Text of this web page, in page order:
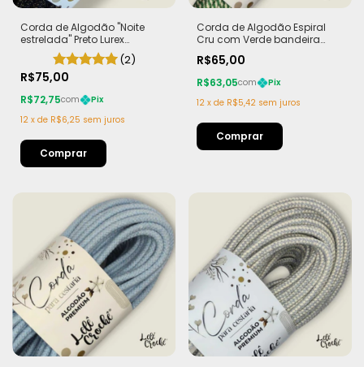
Corda de Algodão "Noite
estrelada" Preto Lurex
Dourado - Edição Limitada |
100% Algodão
(2)
R$75,00
R$72,75com
Pix
12 x de R$6,25 sem juros
Corda de Algodão Espiral
Cru com Verde bandeira
R$65,00
R$63,05com
Pix
12 x de R$5,42 sem juros